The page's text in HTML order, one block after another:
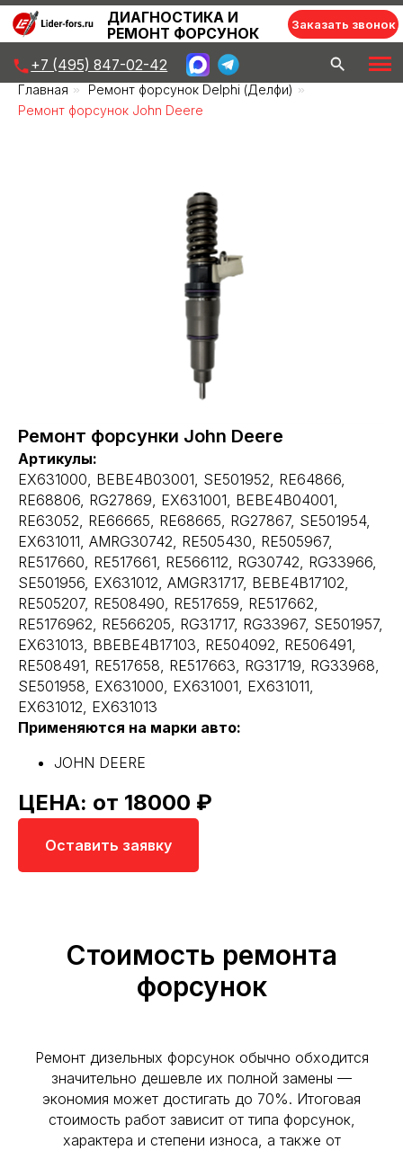
Заказать звонок
ДИАГНОСТИКА И
РЕМОНТ ФОРСУНОК
Главная » Ремонт форсунок Delphi (Делфи) »
Ремонт форсунок John Deere
Ремонт форсунки John Deere
Артикулы:
EX631000, BEBE4B03001, SE501952, RE64866,
RE68806, RG27869, EX631001, BEBE4B04001,
RE63052, RE66665, RE68665, RG27867, SE501954,
EX631011, AMRG30742, RE505430, RE505967,
RE517660, RE517661, RE566112, RG30742, RG33966,
SE501956, EX631012, AMGR31717, BEBE4B17102,
RE505207, RE508490, RE517659, RE517662,
RE5176962, RE566205, RG31717, RG33967, SE501957,
EX631013, BBEBE4B17103, RE504092, RE506491,
RE508491, RE517658, RE517663, RG31719, RG33968,
SE501958, EX631000, EX631001, EX631011,
EX631012, EX631013
Применяются на марки авто:
JOHN DEERE
ЦЕНА: от 18000 ₽
Оставить заявку
Стоимость ремонта
форсунок
Ремонт дизельных форсунок обычно обходится
значительно дешевле их полной замены —
экономия может достигать до 70%. Итоговая
стоимость работ зависит от типа форсунок,
характера и степени износа, а также от